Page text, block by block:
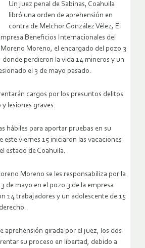
Un juez penal de Sabinas, Coahuila
libró una orden de aprehensión en
contra de Melchor González Vélez, El
Beneficios Internacionales del
Moreno, el encargado del pozo 3
donde perdieron la vida 14 mineros y un
el 3 de mayo pasado.
cargos por los presuntos delitos
lesiones graves.
hábiles para aportar pruebas en su
este viernes 15 iniciaron las vacaciones
estado de Coahuila.
Moreno se les responsabiliza por la
de mayo en el pozo 3 de la empresa
14 trabajadores y un adolescente de 15
aprehensión girada por el juez, los dos
su proceso en libertad, debido a